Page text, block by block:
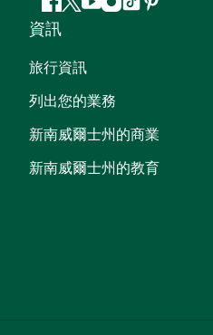
Facebook
嘰
喳
喳
Youtube
Instagram
抖 Pinterest
資訊
旅行資訊
列出您的業務
新南威爾士州的商業
新南威爾士州的教育